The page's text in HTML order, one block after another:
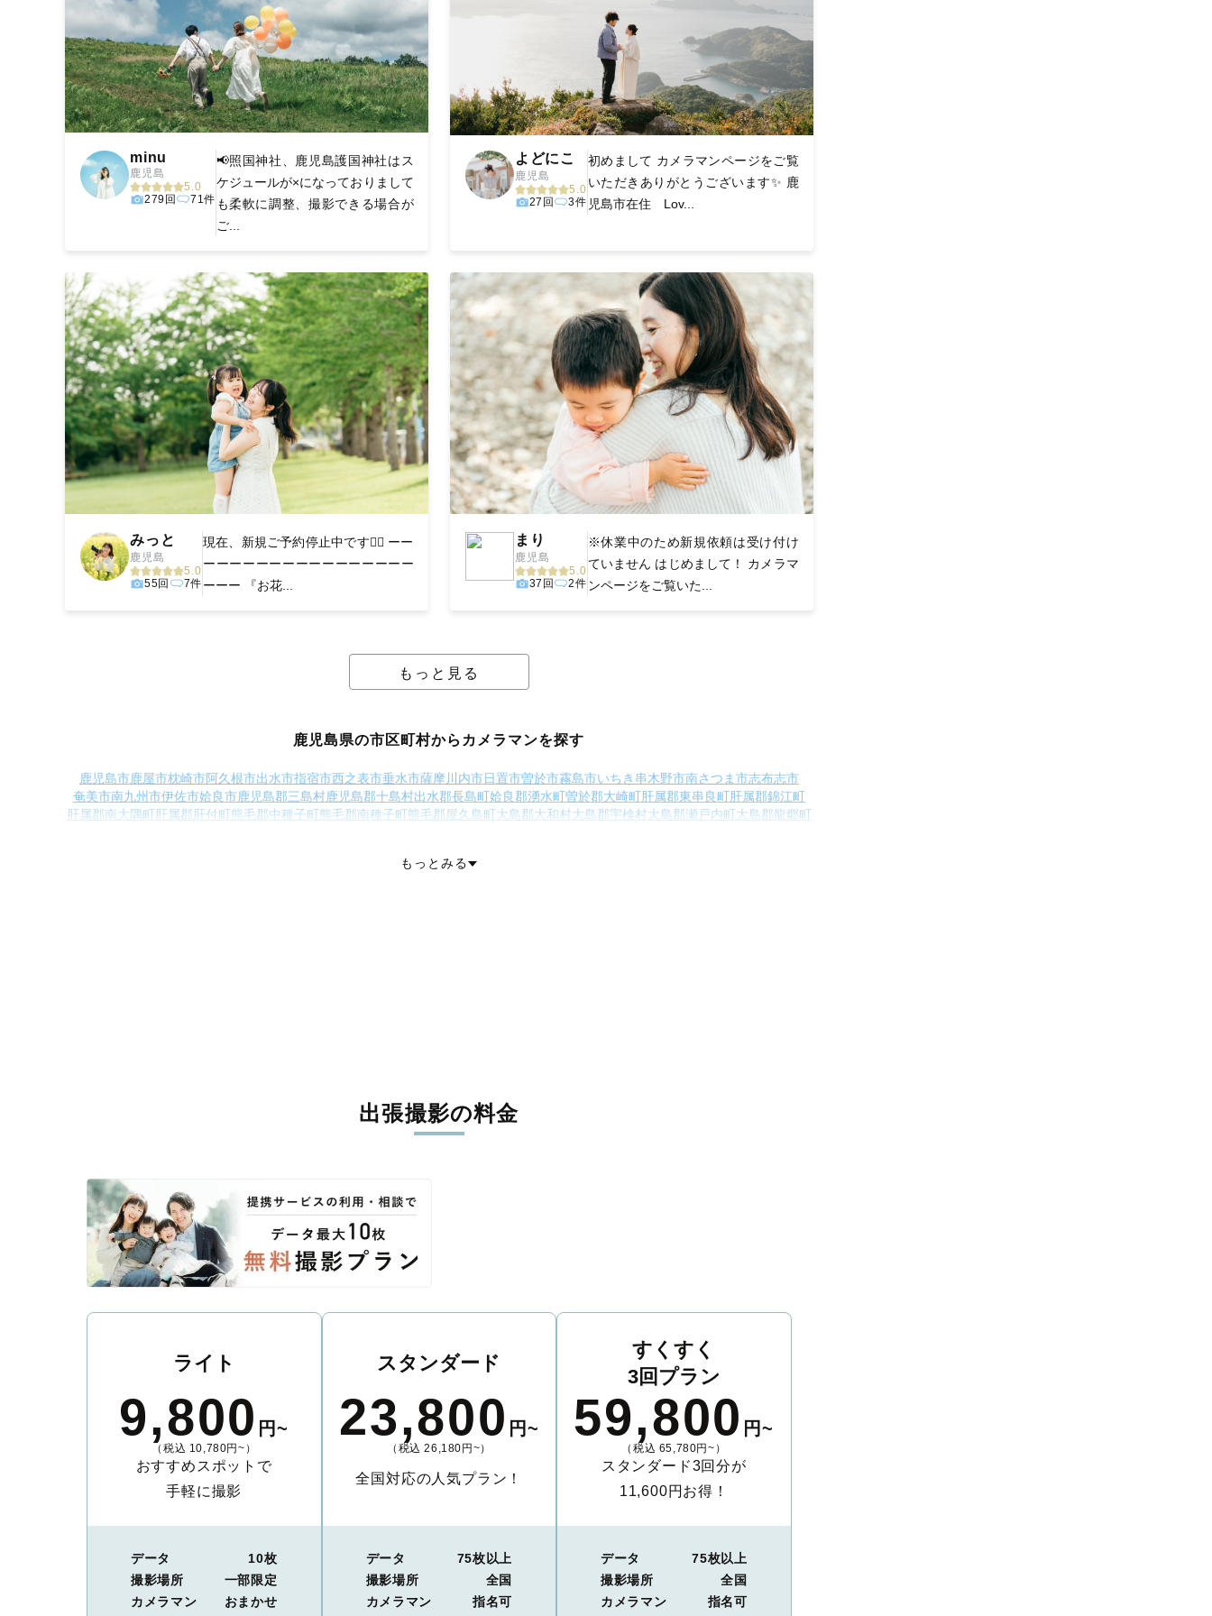
minu
鹿児島
5.0
279回
71件
📢照国神社、鹿児島護国神社はス
ケジュールが×になっておりまして
も柔軟に調整、撮影できる場合が
ご...
よどにこ
鹿児島
5.0
27回
3件
初めまして カメラマンページをご覧
いただきありがとうございます✨ 鹿
児島市在住 Lov...
みっと
鹿児島
5.0
55回
7件
現在、新規ご予約停止中です🙇‍♀️ ーー
ーーーーーーーーーーーーーーーー
ーーー 『お花...
まり
鹿児島
5.0
37回
2件
※休業中のため新規依頼は受け付け
ていません はじめまして！ カメラマ
ンページをご覧いた...
もっと見る
鹿児島県の市区町村からカメラマンを探す
鹿児島市鹿屋市枕崎市阿久根市出水市指宿市西之表市垂水市薩摩川内市日置市曽於市霧島市いちき串木野市南さつま市志布志市
奄美市南九州市伊佐市姶良市鹿児島郡三島村鹿児島郡十島村出水郡長島町姶良郡湧水町曽於郡大崎町肝属郡東串良町肝属郡錦江町
肝属郡南大隅町肝属郡肝付町熊毛郡中種子町熊毛郡南種子町熊毛郡屋久島町大島郡大和村大島郡宇検村大島郡瀬戸内町大島郡龍郷町
もっとみる
出張撮影の料金
ライト
9,800 円~
（税込 10,780円~）
おすすめスポットで
手軽に撮影
データ
10枚
撮影場所
一部限定
カメラマン
おまかせ
スタンダード
23,800 円~
（税込 26,180円~）
全国対応の人気プラン！
データ
75枚以上
撮影場所
全国
カメラマン
指名可
すくすく
3回プラン
59,800 円~
（税込 65,780円~）
スタンダード3回分が
11,600円お得！
データ
75枚以上
撮影場所
全国
カメラマン
指名可